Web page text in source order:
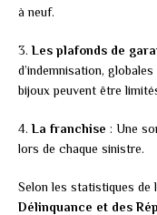
à neuf.
3.Les plafonds de
d’indemnisation,
bijoux peuvent être
4.La franchise : Une
lors de chaque sinistre.
Selon les statistiques de
Délinquance et des